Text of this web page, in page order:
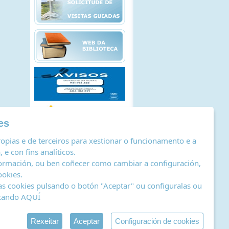
de actividades de tratamento
e de terceiros para xestionar o funcionamento e a
e con fins analíticos.
ou ben coñecer como cambiar a configuración,
.
cookies pulsando o botón "Aceptar" ou configuralas ou
AQUÍ
Rexeitar Aceptar Configuración de cookies